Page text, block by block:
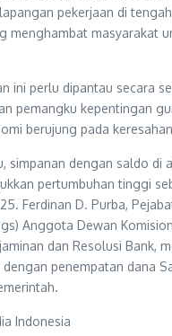
pekerjaan di
menghambat masyarakat
ini perlu dipantau secara
pemangku kepentingan
berujung pada
simpanan dengan saldo di
pertumbuhan tinggi
Ferdinan D. Purba,
Anggota Dewan
dan Resolusi Bank,
penempatan dana
Indonesia